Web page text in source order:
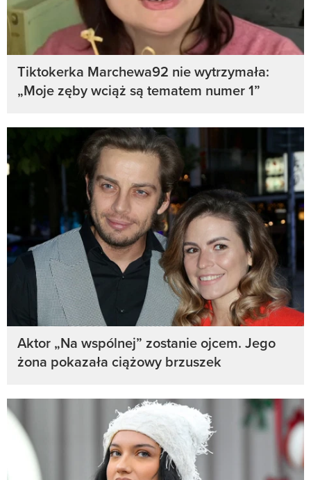
Tiktokerka Marchewa92 nie wytrzymała:
„Moje zęby wciąż są tematem numer 1”
Aktor „Na wspólnej” zostanie ojcem. Jego
żona pokazała ciążowy brzuszek